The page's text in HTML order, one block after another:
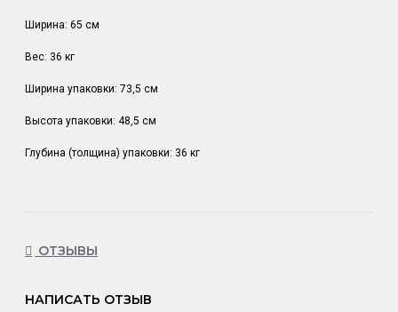
Ширина: 65 см
Вес: 36 кг
Ширина упаковки: 73,5 см
Высота упаковки: 48,5 см
Глубина (толщина) упаковки: 36 кг
ОТЗЫВЫ
НАПИСАТЬ ОТЗЫВ